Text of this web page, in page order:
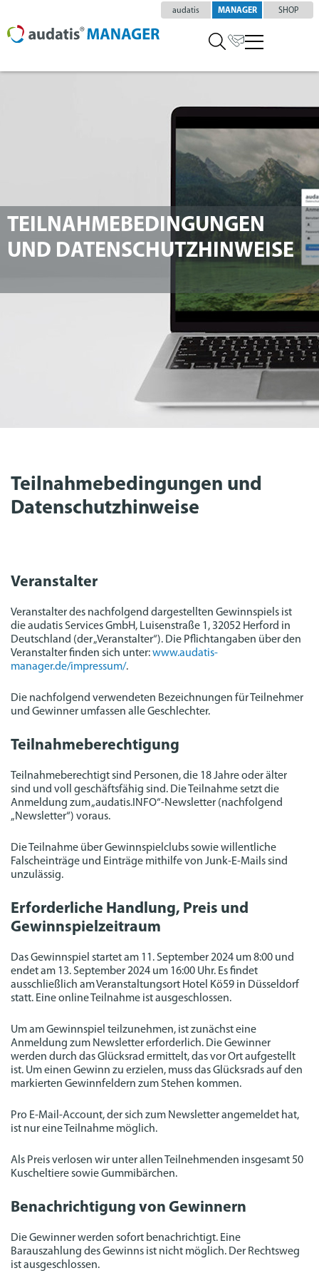
audatis MANAGER SHOP
TEILNAHMEBEDINGUNGEN
UND DATENSCHUTZHINWEISE
Teilnahmebedingungen und
Datenschutzhinweise
Veranstalter
Veranstalter des nachfolgend dargestellten Gewinnspiels ist
die audatis Services GmbH, Luisenstraße 1, 32052 Herford in
Deutschland (der „Veranstalter“). Die Pflichtangaben über den
Veranstalter finden sich unter:www.audatis-
manager.de/impressum/.
Die nachfolgend verwendeten Bezeichnungen für Teilnehmer
und Gewinner umfassen alle Geschlechter.
Teilnahmeberechtigung
Teilnahmeberechtigt sind Personen, die 18 Jahre oder älter
sind und voll geschäftsfähig sind. Die Teilnahme setzt die
Anmeldung zum „audatis.INFO“-Newsletter (nachfolgend
„Newsletter“) voraus.
Die Teilnahme über Gewinnspielclubs sowie willentliche
Falscheinträge und Einträge mithilfe von Junk-E-Mails sind
unzulässig.
Erforderliche Handlung, Preis und
Gewinnspielzeitraum
Das Gewinnspiel startet am 11. September 2024 um 8:00 und
endet am 13. September 2024 um 16:00 Uhr. Es findet
ausschließlich am Veranstaltungsort Hotel Kö59 in Düsseldorf
statt. Eine online Teilnahme ist ausgeschlossen.
Um am Gewinnspiel teilzunehmen, ist zunächst eine
Anmeldung zum Newsletter erforderlich. Die Gewinner
werden durch das Glücksrad ermittelt, das vor Ort aufgestellt
ist. Um einen Gewinn zu erzielen, muss das Glücksrads auf den
markierten Gewinnfeldern zum Stehen kommen.
Pro E-Mail-Account, der sich zum Newsletter angemeldet hat,
ist nur eine Teilnahme möglich.
Als Preis verlosen wir unter allen Teilnehmenden insgesamt 50
Kuscheltiere sowie Gummibärchen.
Benachrichtigung von Gewinnern
Die Gewinner werden sofort benachrichtigt. Eine
Barauszahlung des Gewinns ist nicht möglich. Der Rechtsweg
ist ausgeschlossen.